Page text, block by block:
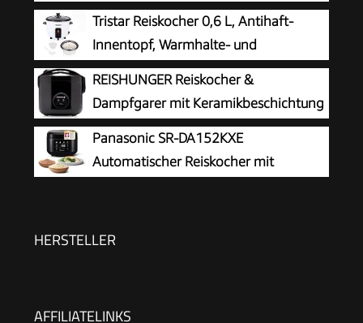
antihaftbeschichteter Gartopf, Reislöffel &
Messbecher, ideal auch für Quinoa & Couscous,
Reiswärmer) 27020-56
Tristar Reiskocher 0,6 L, Antihaft-
Innentopf, Warmhalte- und
Abschaltautomatik, Kompaktes Design,
Inklusive Messbecher und Löffel, 300 W, RK-
6142
REISHUNGER Reiskocher &
Dampfgarer mit Keramikbeschichtung
– 1,2L – Schwarz
Panasonic SR-DA152KXE
Automatischer Reiskocher mit
Warmhalten, Startverzögerung,
HERSTELLER
AFFILIATELINKS